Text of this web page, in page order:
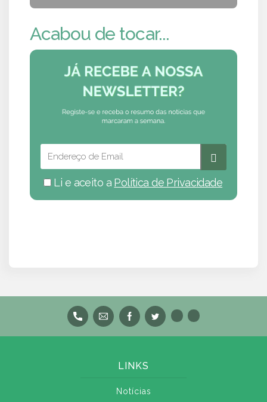
Acabou de tocar...
Li e aceito a Política de Privacidade
LINKS
Notícias